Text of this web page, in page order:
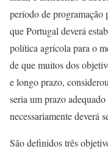
período de programação
que Portugal deverá
política agrícola para o
de que muitos dos
e longo prazo,
seria um prazo
necessariamente deverá
São definidos três